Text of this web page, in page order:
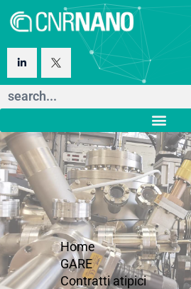
Home
GARE
Contratti atipici